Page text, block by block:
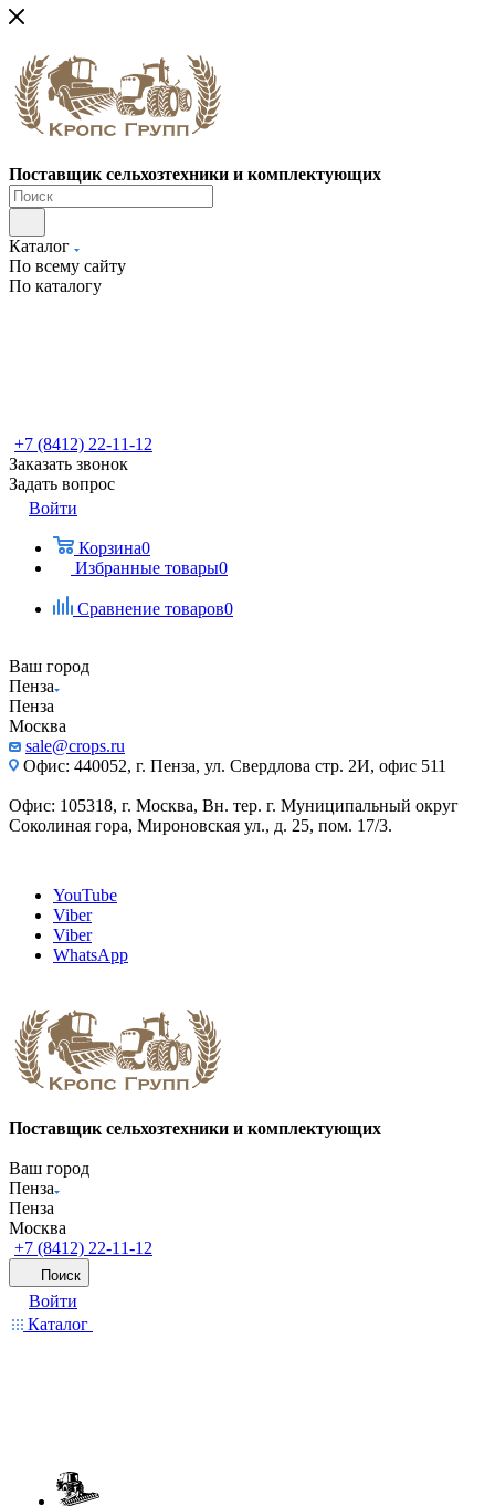
Поставщик сельхозтехники и комплектующих
Каталог
По всему сайту
По каталогу
+7 (8412) 22-11-12
Заказать звонок
Задать вопрос
Войти
Корзина0
Избранные товары0
Сравнение товаров0
Ваш город
Пенза
Пенза
Москва
sale@crops.ru
Офис: 440052, г. Пенза, ул. Свердлова стр. 2И, офис 511
Офис: 105318, г. Москва, Вн. тер. г. Муниципальный округ
Соколиная гора, Мироновская ул., д. 25, пом. 17/3.
YouTube
Viber
Viber
WhatsApp
Поставщик сельхозтехники и комплектующих
Ваш город
Пенза
Пенза
Москва
+7 (8412) 22-11-12
Поиск
Войти
Каталог